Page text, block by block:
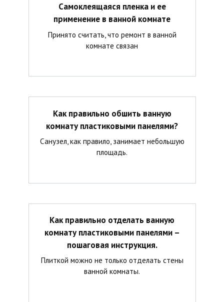
Самоклеящаяся пленка и ее
применение в ванной комнате
Принято считать, что ремонт в ванной
комнате связан
Как правильно обшить ванную
комнату пластиковыми панелями?
Санузел, как правило, занимает небольшую
площадь.
Как правильно отделать ванную
комнату пластиковыми панелями –
пошаговая инструкция.
Плиткой можно не только отделать стены
ванной комнаты.